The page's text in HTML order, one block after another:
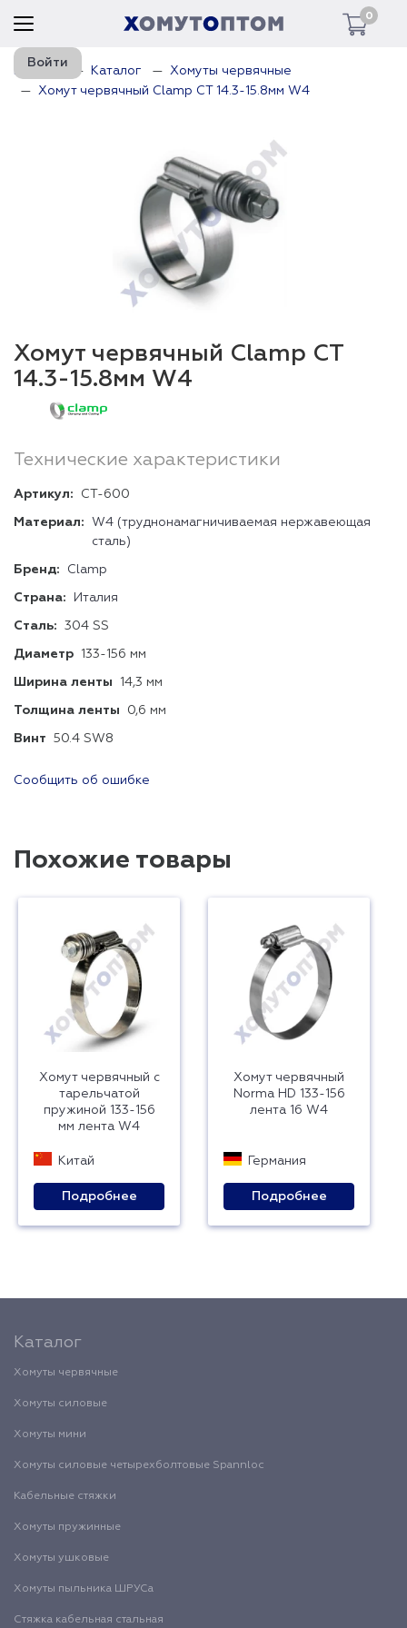
0
Войти
Главная Каталог
Хомуты червячные
Хомут червячный Clamp CT 14.3-15.8мм W4
Хомут червячный Clamp CT
14.3-15.8мм W4
Технические характеристики
Артикул: CT-600
Материал:
W4 (труднонамагничиваемая нержавеющая
сталь)
Бренд: Clamp
Страна: Италия
Сталь: 304 SS
Диаметр 133-156 мм
Ширина ленты 14,3 мм
Толщина ленты 0,6 мм
Винт 50.4 SW8
Сообщить об ошибке
Похожие товары
Хомут червячный с
тарельчатой
пружиной 133-156
мм лента W4
Китай
Подробнее
Хомут червячный
Norma HD 133-156
лента 16 W4
Германия
Подробнее
Каталог
Хомуты червячные
Хомуты силовые
Хомуты мини
Хомуты силовые четырехболтовые Spannloc
Кабельные стяжки
Хомуты пружинные
Хомуты ушковые
Хомуты пыльника ШРУСа
Стяжка кабельная стальная